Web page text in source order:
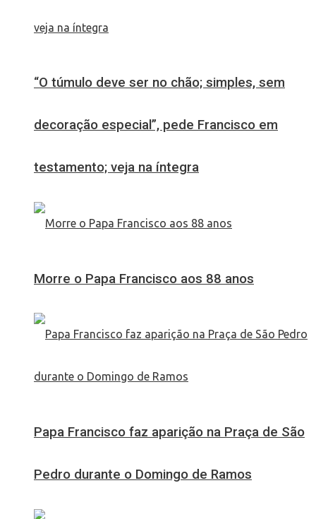
“O túmulo deve ser no chão; simples, sem
decoração especial”, pede Francisco em
testamento; veja na íntegra
Morre o Papa Francisco aos 88 anos
Papa Francisco faz aparição na Praça de São
Pedro durante o Domingo de Ramos